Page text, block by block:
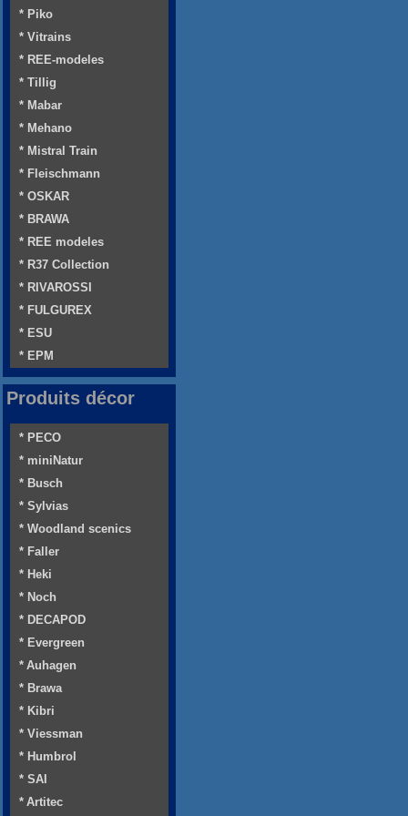
* Piko
* Vitrains
* REE-modeles
* Tillig
* Mabar
* Mehano
* Mistral Train
* Fleischmann
* OSKAR
* BRAWA
* REE modeles
* R37 Collection
* RIVAROSSI
* FULGUREX
* ESU
* EPM
Produits décor
* PECO
* miniNatur
* Busch
* Sylvias
* Woodland scenics
* Faller
* Heki
* Noch
* DECAPOD
* Evergreen
* Auhagen
* Brawa
* Kibri
* Viessman
* Humbrol
* SAI
* Artitec